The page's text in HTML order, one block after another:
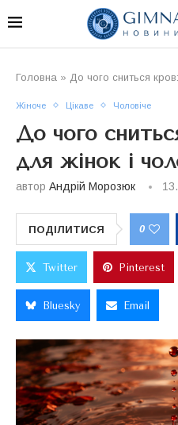
Головна » До чого сниться
Жіноче Цікаве Чоловіче
До чого
для жінок і
автор Андрій Морозюк
ПОДІЛИТИСЯ 0
Twitter Pinterest
Bluesky Email